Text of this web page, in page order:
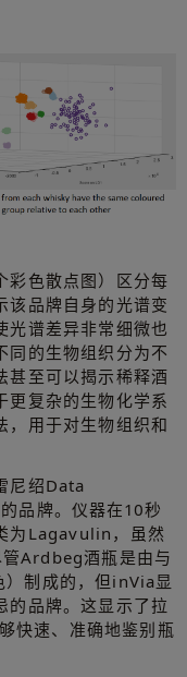
彩色散点图）区分每
该品牌自身的光谱变
光谱差异非常细微也
同的生物组织分为不
甚至可以揭示稀释酒
更复杂的生物化学系
，用于对生物组织和
尼绍Data
品牌。仪器在10秒
为Lagavulin，虽然
Ardbeg酒瓶是由与
制成的，但inVia显
的品牌。这显示了拉
快速、准确地鉴别瓶